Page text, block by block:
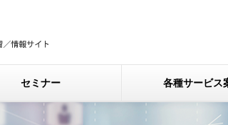
セミナー 各種サービス